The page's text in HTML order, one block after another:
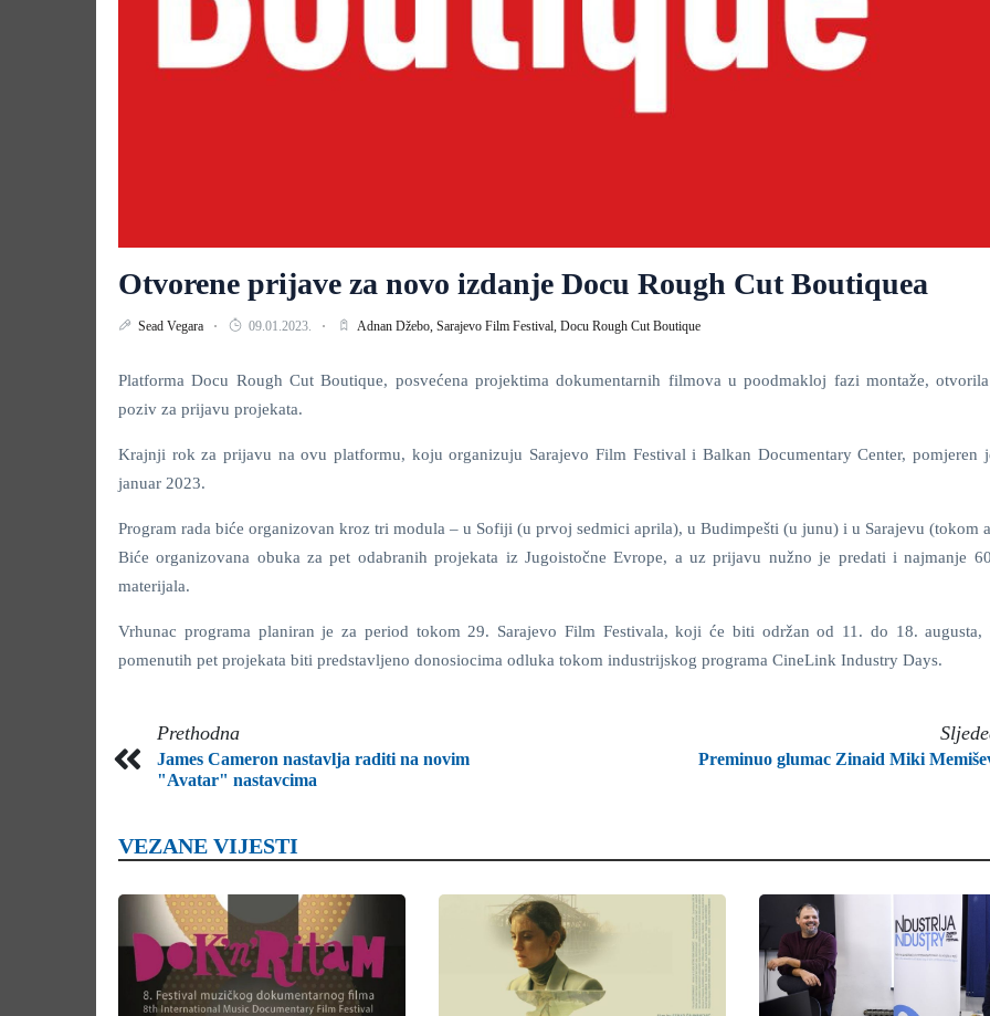
Otvorene prijave za novo izdanje Docu Rough Cut Boutiquea
Sead Vegara 09.01.2023. Adnan Džebo, Sarajevo Film Festival, Docu Rough Cut Boutique
Platforma Docu Rough Cut Boutique, posvećena projektima dokumentarnih filmova u poodmakloj fazi montaže,
poziv za prijavu projekata.
Krajnji rok za prijavu na ovu platformu, koju organizuju Sarajevo Film Festival i Balkan Documentary Center, pomjeren
januar 2023.
Program rada biće organizovan kroz tri modula – u Sofiji (u prvoj sedmici aprila), u Budimpešti (u junu) i u Sarajevu (tokom
Biće organizovana obuka za pet odabranih projekata iz Jugoistočne Evrope, a uz prijavu nužno je predati i najmanje
materijala.
Vrhunac programa planiran je za period tokom 29. Sarajevo Film Festivala, koji će biti održan od 11. do 18. augusta,
pomenutih pet projekata biti predstavljeno donosiocima odluka tokom industrijskog programa CineLink Industry Days.
Prethodna
James Cameron nastavlja raditi na novim
"Avatar" nastavcima
Preminuo glumac Zinaid Miki
VEZANE VIJESTI